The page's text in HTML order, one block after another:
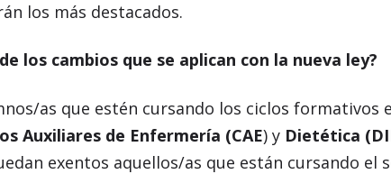
los más destacados.
los cambios que se aplican con la nueva ley?
as que estén cursando los ciclos
Auxiliares de Enfermería (CAE) y Dietética
exentos aquellos/as que están cursando el